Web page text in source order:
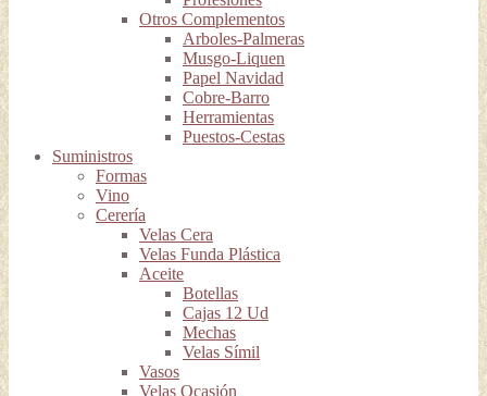
Otros Complementos
Arboles-Palmeras
Musgo-Liquen
Papel Navidad
Cobre-Barro
Herramientas
Puestos-Cestas
Suministros
Formas
Vino
Cerería
Velas Cera
Velas Funda Plástica
Aceite
Botellas
Cajas 12 Ud
Mechas
Velas Símil
Vasos
Velas Ocasión